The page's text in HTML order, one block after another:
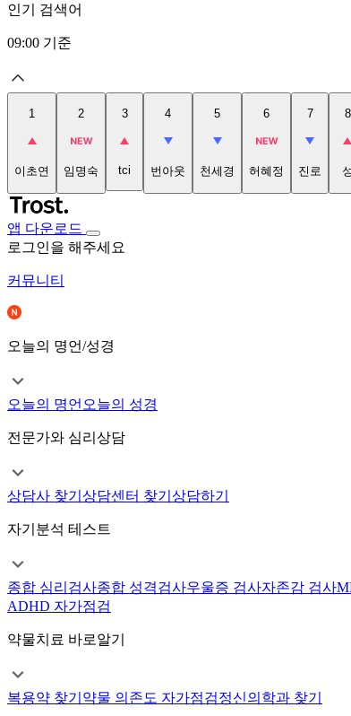
인기 검색어
09:00 기준
1
이초연
2
임명숙
3
tci
4
번아웃
5
천세경
6
허혜정
7
진로
8
성
앱 다운로드
로그인을 해주세요
커뮤니티
오늘의 명언/성경
오늘의 명언 오늘의 성경
전문가와 심리상담
상담사 찾기 상담센터 찾기 상담하기
자기분석 테스트
종합 심리검사종합 성격검사우울증 검사자존감 검사
ADHD 자가점검
약물치료 바로알기
복용약 찾기 약물 의존도 자가점검정신의학과 찾기